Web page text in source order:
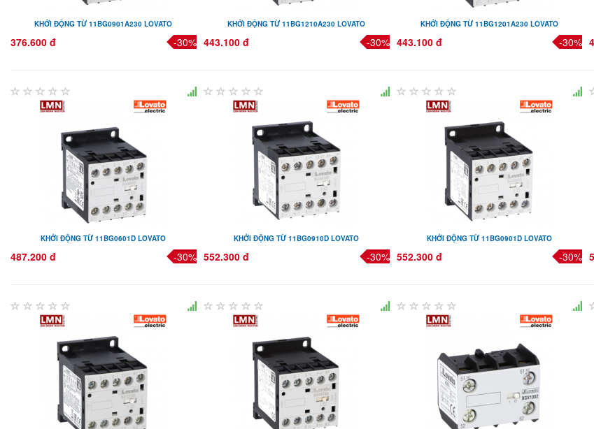
KHỞI ĐỘNG TỪ 11BG0901A230 LOVATO
376.600 đ -30%
KHỞI ĐỘNG TỪ 11BG1210A230 LOVATO
443.100 đ -30%
KHỞI ĐỘNG TỪ 11BG1201A230 LOVATO
443.100 đ -30%
KHỞI ĐỘNG TỪ 11BG0601D LOVATO
487.200 đ -30%
KHỞI ĐỘNG TỪ 11BG0910D LOVATO
552.300 đ -30%
KHỞI ĐỘNG TỪ 11BG0901D LOVATO
552.300 đ -30%